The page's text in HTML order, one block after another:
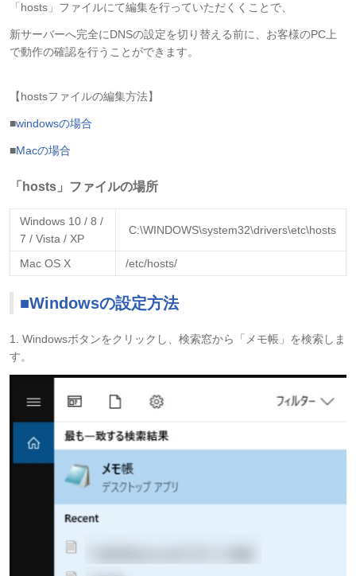
「hosts」ファイルにて編集を行っていただくくことで、
新サーバーへ完全にDNSの設定を切り替える前に、お客様のPC上
で動作の確認を行うことができます。
【hostsファイルの編集方法】
■windowsの場合
■Macの場合
「hosts」ファイルの場所
Windows 10 / 8 /
7 / Vista / XP
C:\WINDOWS\system32\drivers\etc\hosts
Mac OS X /etc/hosts/
■Windowsの設定方法
1. Windowsボタンをクリックし、検索窓から「メモ帳」を検索しま
す。